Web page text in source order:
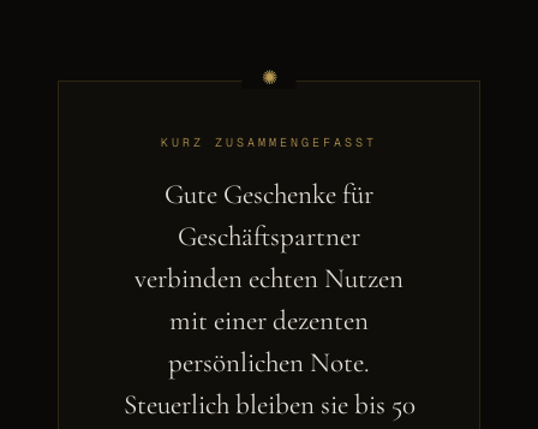
KURZ ZUSAMMENGEFASST
Gute Geschenke für
Geschäftspartner
verbinden echten Nutzen
mit einer dezenten
persönlichen Note.
Steuerlich bleiben sie bis 50